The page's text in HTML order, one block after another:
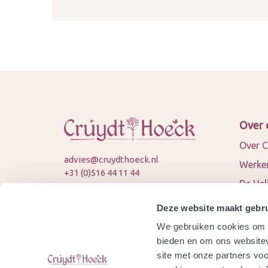
Deze website maakt
We gebruiken cookies
bieden en om ons
site met onze partners
advies@cruydthoeck.nl
+31 (0)516 44 11 44
Over
Over
De